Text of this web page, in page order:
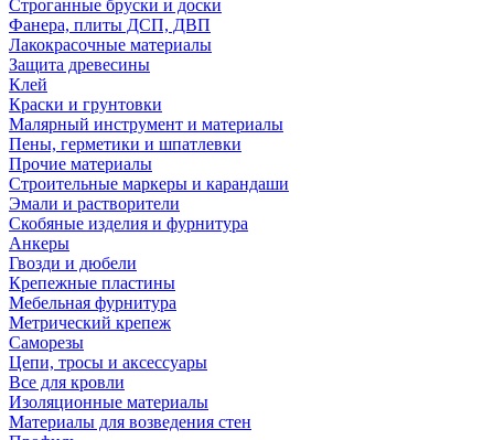
Строганные бруски и доски
Фанера, плиты ДСП, ДВП
Лакокрасочные материалы
Защита древесины
Клей
Краски и грунтовки
Малярный инструмент и материалы
Пены, герметики и шпатлевки
Прочие материалы
Строительные маркеры и карандаши
Эмали и растворители
Скобяные изделия и фурнитура
Анкеры
Гвозди и дюбели
Крепежные пластины
Мебельная фурнитура
Метрический крепеж
Саморезы
Цепи, тросы и аксессуары
Все для кровли
Изоляционные материалы
Материалы для возведения стен